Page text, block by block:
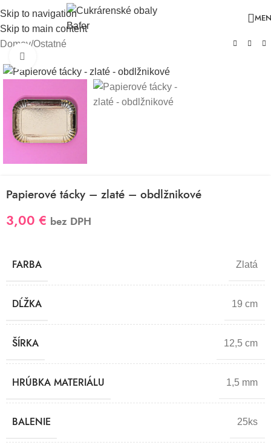
Skip to navigation
Skip to main content
Domov/Ostatné
Papierové tácky – zlaté – obdlžnikové
3,00 € bez DPH
FARBA Zlatá
DĹŽKA 19 cm
ŠÍRKA 12,5 cm
HRÚBKA MATERIÁLU 1,5 mm
BALENIE 25ks